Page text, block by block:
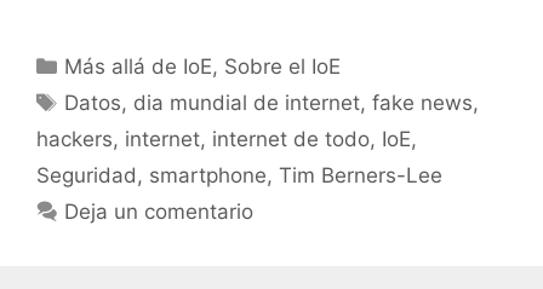
Categorías
Más allá de IoE, Sobre el IoE
Etiquetas
Datos, dia mundial de internet,fake news,
hackers, internet, internet de todo, IoE,
Seguridad , smartphone, Tim Berners-Lee
Deja un comentario